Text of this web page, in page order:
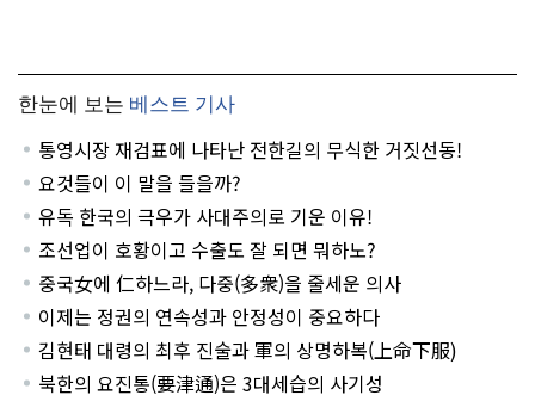
한눈에 보는 베스트 기사
통영시장 재검표에 나타난 전한길의 무식한 거짓선동!
요것들이 이 말을 들을까?
유독 한국의 극우가 사대주의로 기운 이유!
조선업이 호황이고 수출도 잘 되면 뭐하노?
중국女에 仁하느라, 다중(多衆)을 줄세운 의사
이제는 정권의 연속성과 안정성이 중요하다
김현태 대령의 최후 진술과 軍의 상명하복(上命下服)
북한의 요진통(要津通)은 3대세습의 사기성